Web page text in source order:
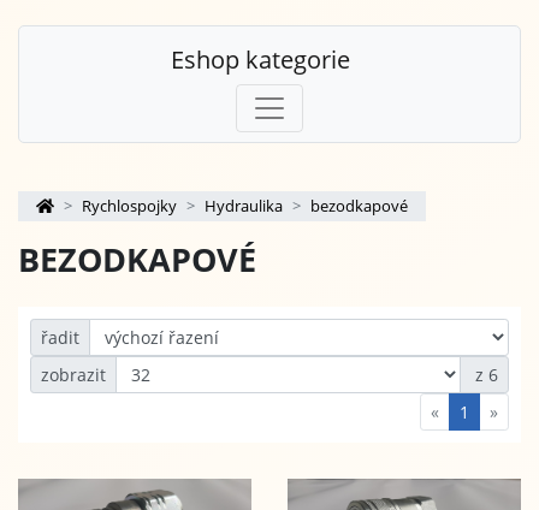
Eshop kategorie
Rychlospojky Hydraulika bezodkapové
BEZODKAPOVÉ
řadit
zobrazit
z 6
«
1 »